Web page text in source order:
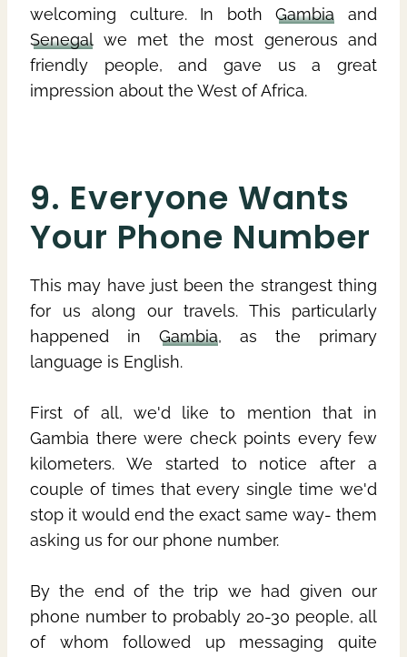
welcoming culture. In bothGambia and
Senegalwe met the most generous and
friendly people, and gave us a great
impression about the West of Africa.
9. Everyone Wants
Your Phone Number
This may have just been the strangest thing
for us along our travels. This particularly
happened in Gambia, as the primary
language is English.
First of all, we'd like to mention that in
Gambia there were check points every few
kilometers. We started to notice after a
couple of times that every single time we'd
stop it would end the exact same way- them
asking us for our phone number.
By the end of the trip we had given our
phone number to probably 20-30 people, all
of whom followed up messaging quite